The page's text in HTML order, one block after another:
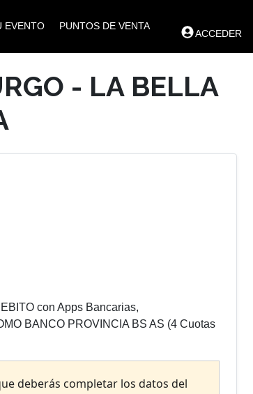
EVENTO PUNTOS DE VENTA
ACCEDER
- LA BELLA
con Apps Bancarias,
BANCO PROVINCIA BS AS (4 Cuotas
deberás completar los datos del